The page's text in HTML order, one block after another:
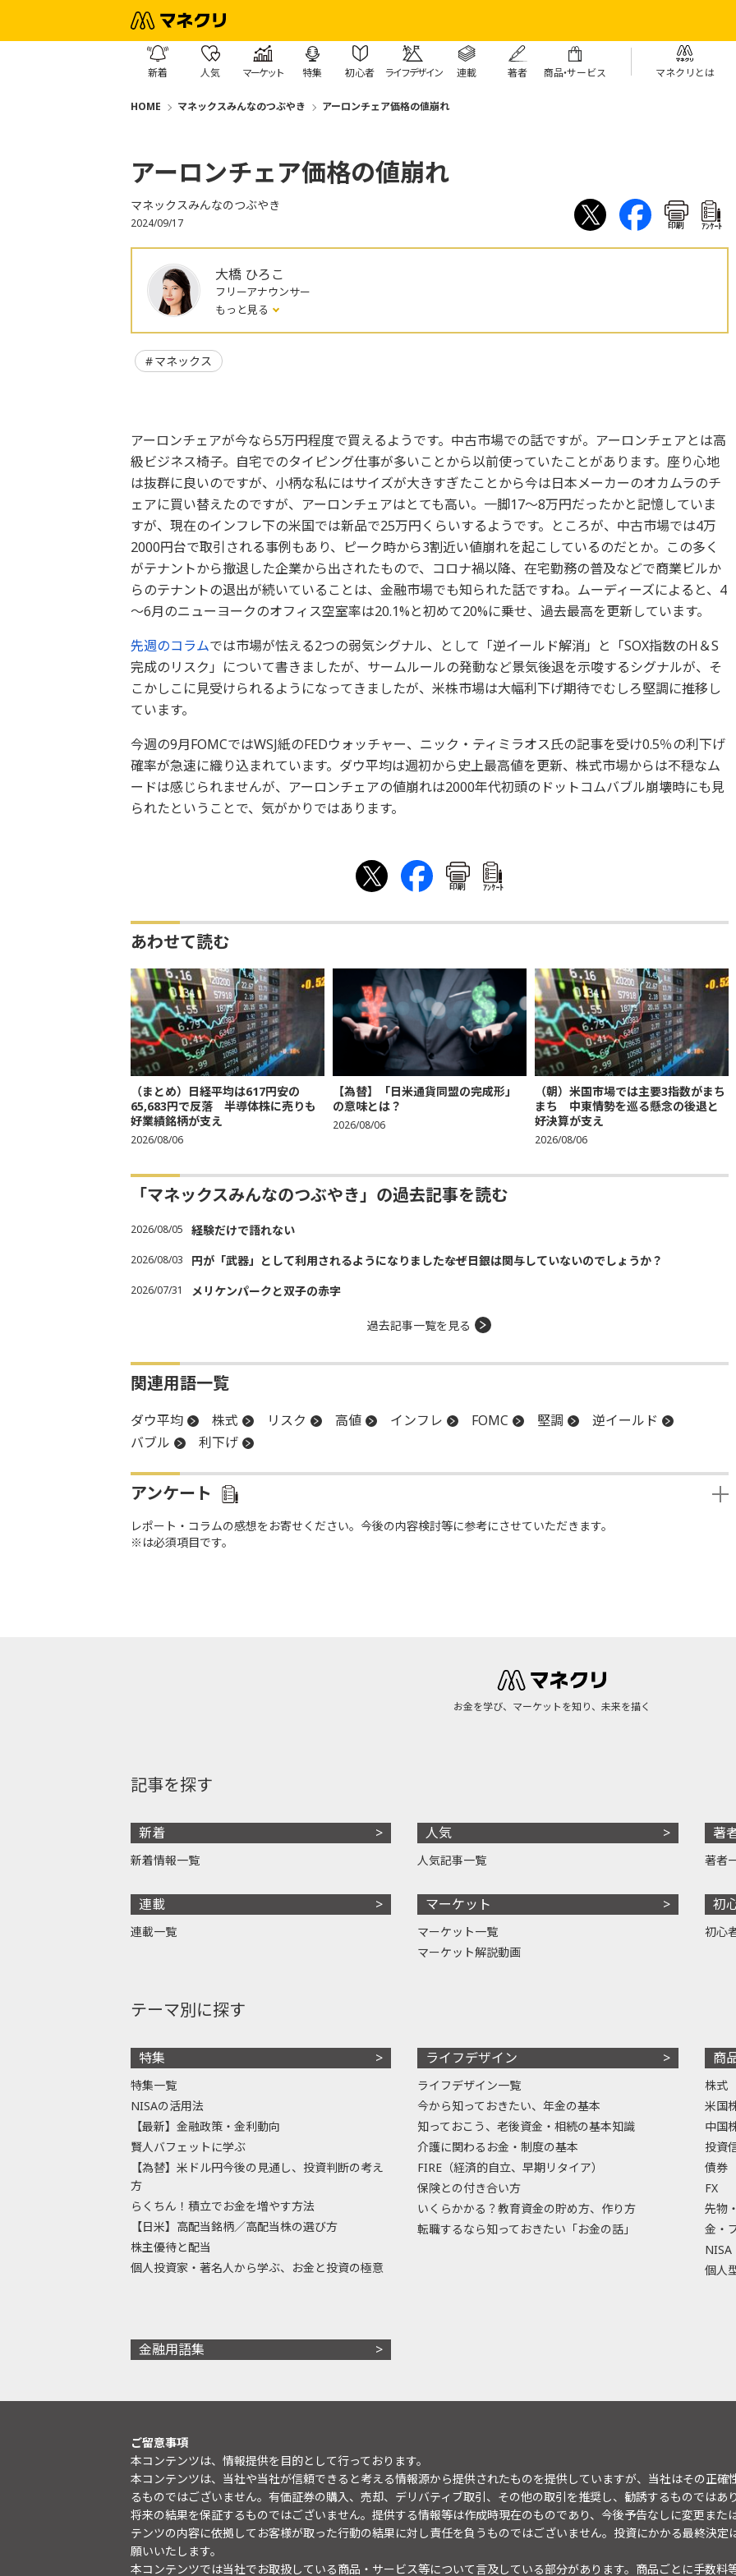
新着 人気 マーケット 特集 初心者 ライフデザイン 連載 著者 商品・サービス マネクリとは
HOME マネックスみんなのつぶやき アーロンチェア価格の値崩れ
アーロンチェア価格の値崩れ
マネックスみんなのつぶやき
2024/09/17 印刷 ｱﾝｹｰﾄ
大橋 ひろこ
フリーアナウンサー
もっと見る
マネックス
アーロンチェアが今なら5万円程度で買えるようです。中古市場での話ですが。アーロンチェアとは高
級ビジネス椅子。自宅でのタイピング仕事が多いことから以前使っていたことがあります。座り心地
は抜群に良いのですが、小柄な私にはサイズが大きすぎたことから今は日本メーカーのオカムラのチ
ェアに買い替えたのですが、アーロンチェアはとても高い。一脚17～8万円だったかと記憶していま
すが、現在のインフレ下の米国では新品で25万円くらいするようです。ところが、中古市場では4万
2000円台で取引される事例もあり、ピーク時から3割近い値崩れを起こしているのだとか。この多く
がテナントから撤退した企業から出されたもので、コロナ禍以降、在宅勤務の普及などで商業ビルか
らのテナントの退出が続いていることは、金融市場でも知られた話ですね。ムーディーズによると、4
～6月のニューヨークのオフィス空室率は20.1%と初めて20%に乗せ、過去最高を更新しています。
先週のコラムでは市場が怯える2つの弱気シグナル、として「逆イールド解消」と「SOX指数のH＆S
完成のリスク」について書きましたが、サームルールの発動など景気後退を示唆するシグナルが、そ
こかしこに見受けられるようになってきましたが、米株市場は大幅利下げ期待でむしろ堅調に推移し
ています。
今週の9月FOMCではWSJ紙のFEDウォッチャー、ニック・ティミラオス氏の記事を受け0.5％の利下げ
確率が急速に織り込まれています。ダウ平均は週初から史上最高値を更新、株式市場からは不穏なム
ードは感じられませんが、アーロンチェアの値崩れは2000年代初頭のドットコムバブル崩壊時にも見
られたということで、気がかりではあります。
印刷 ｱﾝｹｰﾄ
あわせて読む
（まとめ）日経平均は617円安の
65,683円で反落 半導体株に売りも
好業績銘柄が支え
2026/08/06
【為替】「日米通貨同盟の完成形」
の意味とは？
2026/08/06
（朝）米国市場では主要3指数がまち
まち 中東情勢を巡る懸念の後退と
好決算が支え
2026/08/06
「マネックスみんなのつぶやき」の過去記事を読む
2026/08/05 経験だけで語れない
2026/08/03 円が「武器」として利用されるようになりました――なぜ日銀は関与していないのでしょうか？
2026/07/31 メリケンパークと双子の赤字
過去記事一覧を見る
関連用語一覧
ダウ平均 株式 リスク 高値 インフレ FOMC 堅調
逆イールド
バブル
利下げ
アンケート
レポート・コラムの感想をお寄せください。今後の内容検討等に参考にさせていただきます。
※は必須項目です。
お金を学び、マーケットを知り、未来を描く
記事を探す
新着
新着情報一覧
連載
連載一覧
人気
人気記事一覧
マーケット
マーケット一覧
マーケット解説動画
著
著者
初
初心
テーマ別に探す
特集
特集一覧
NISAの活用法
【最新】金融政策・金利動向
賢人バフェットに学ぶ
【為替】米ドル円今後の見通し、投資判断の考え
方
らくちん！積立でお金を増やす方法
【日米】高配当銘柄／高配当株の選び方
株主優待と配当
個人投資家・著名人から学ぶ、お金と投資の極意
ライフデザイン
ライフデザイン一覧
今から知っておきたい、年金の基本
知っておこう、老後資金・相続の基本知識
介護に関わるお金・制度の基本
FIRE（経済的自立、早期リタイア）
保険との付き合い方
いくらかかる？教育資金の貯め方、作り方
転職するなら知っておきたい「お金の話」
商
株式
米国
中国
投資
債券
FX
先物
金・
NISA
個人
金融用語集
ご留意事項
本コンテンツは、情報提供を目的として行っております。
本コンテンツは、当社や当社が信頼できると考える情報源から提供されたものを提供していますが、当社はその正
るものではございません。有価証券の購入、売却、デリバティブ取引、その他の取引を推奨し、勧誘するものでは
将来の結果を保証するものではございません。提供する情報等は作成時現在のものであり、今後予告なしに変更また
テンツの内容に依拠してお客様が取った行動の結果に対し責任を負うものではございません。投資にかかる最終決
願いいたします。
本コンテンツでは当社でお取扱している商品・サービス等について言及している部分があります。商品ごとに手数料